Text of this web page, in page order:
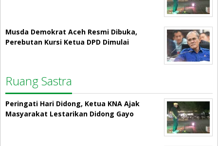
Musda Demokrat Aceh Resmi Dibuka,
Perebutan Kursi Ketua DPD Dimulai
Ruang Sastra
Peringati Hari Didong, Ketua KNA Ajak
Masyarakat Lestarikan Didong Gayo